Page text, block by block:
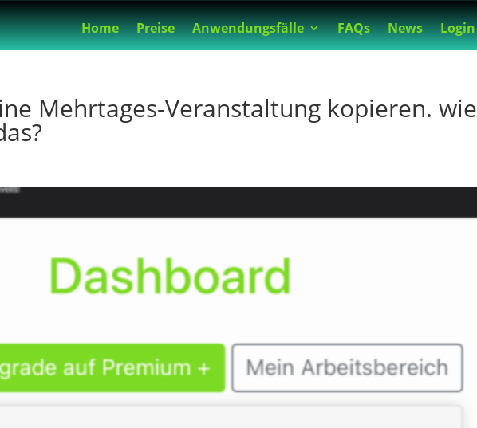
Home Preise Anwendungsfälle FAQs News Login
Mehrtages-Veranstaltung kopieren. wie